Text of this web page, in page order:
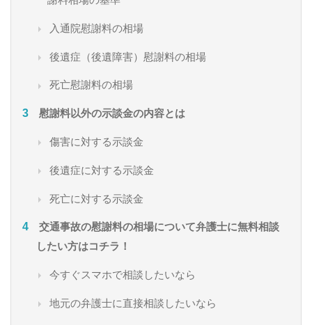
入通院慰謝料の相場
後遺症（後遺障害）慰謝料の相場
死亡慰謝料の相場
慰謝料以外の示談金の内容とは
傷害に対する示談金
後遺症に対する示談金
死亡に対する示談金
交通事故の慰謝料の相場について弁護士に無料相談
したい方はコチラ！
今すぐスマホで相談したいなら
地元の弁護士に直接相談したいなら